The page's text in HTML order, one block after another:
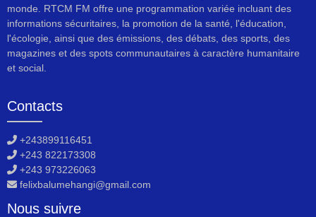
monde. RTCM FM offre une programmation variée incluant des
informations sécuritaires, la promotion de la santé, l'éducation,
l'écologie, ainsi que des émissions, des débats, des sports, des
magazines et des spots communautaires à caractère humanitaire
et social.
Contacts
+243899116451
+243 822173308
+243 973226063
felixbalumehangi@gmail.com
Nous suivre